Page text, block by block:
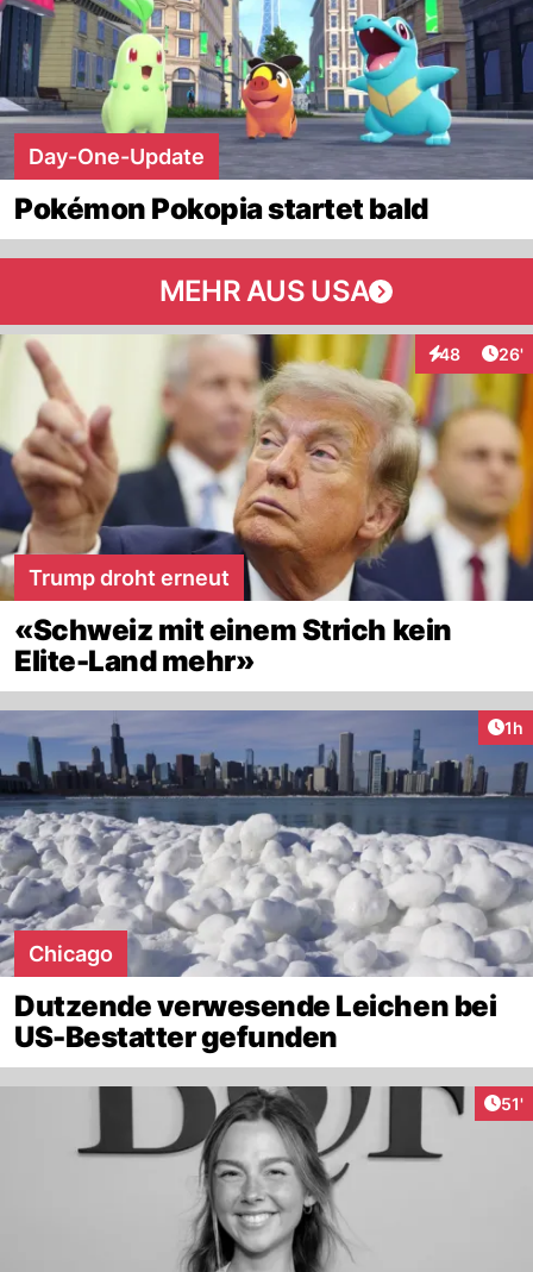
Day-One-Update
Pokémon Pokopia startet bald
MEHR AUS USA
48
Interaktionen
26'
Trump droht erneut
«Schweiz mit einem Strich kein
Elite-Land mehr»
1h
Chicago
Dutzende verwesende Leichen bei
US-Bestatter gefunden
51'